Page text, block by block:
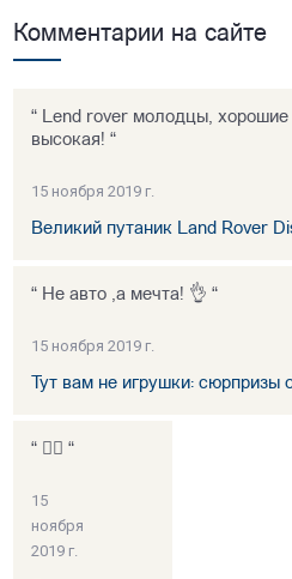
Комментарии на сайте
“ Lend rover молодцы, хорошие
высокая! “
15 ноября 2019 г.
Великий путаник Land Rover
“ Не авто ,а мечта! 👌 “
15 ноября 2019 г.
Тут вам не игрушки: сюрпризы
“ 👍🏻 “
15
ноября
2019 г.